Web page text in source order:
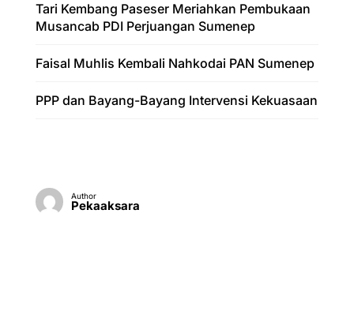
Tari Kembang Paseser Meriahkan Pembukaan
Musancab PDI Perjuangan Sumenep
Faisal Muhlis Kembali Nahkodai PAN Sumenep
PPP dan Bayang-Bayang Intervensi Kekuasaan
Author
Pekaaksara